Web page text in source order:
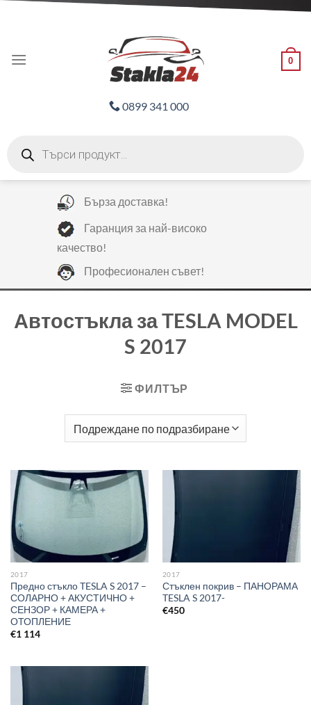
0
0899 341 000
search
Бърза доставка!
Гаранция за най-високо
качество!
Професионален съвет!
Автостъкла за TESLA MODEL
S 2017
ФИЛТЪР
2017
Предно стъкло TESLA S 2017 –
СОЛАРНО + АКУСТИЧНО +
СЕНЗОР + КАМЕРА +
ОТОПЛЕНИЕ
€1 114
2017
Стъклен покрив – ПАНОРАМА
TESLA S 2017-
€450